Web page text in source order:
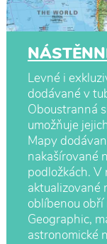
Levné i
dodávané v
Oboustranná
umožňuje
Mapy
nakašírované
podložkách.
aktualizované
oblíbenou
Geographic,
astronomické